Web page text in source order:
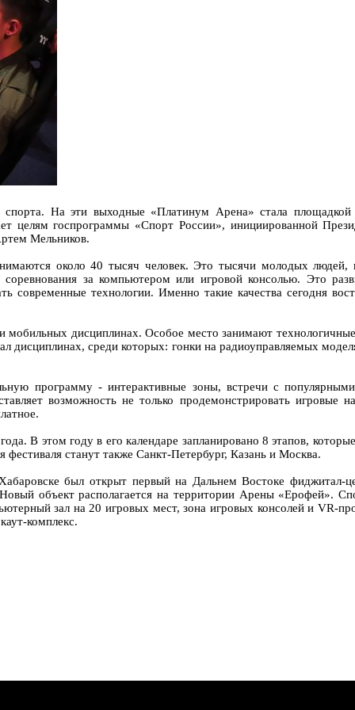
спорта. На эти выходные «Платинум Арена» стала
целям госпрограммы «Спорт России», инициированной
Мельников.
около 40 тысяч человек. Это тысячи молодых
за компьютером или игровой консолью. Это
современные технологии. Именно такие качества сегодня
мобильных дисциплинах. Особое место занимают
дисциплинах, среди которых: гонки на радиоуправляемых
программу - интерактивные зоны, встречи с
возможность не только продемонстрировать игровые
В этом году в его календаре запланировано 8 этапов,
станут также Санкт-Петербург, Казань и Москва.
был открыт первый на Дальнем Востоке фиджитал-
объект располагается на территории Арены «Ерофей».
зал на 20 игровых мест, зона игровых консолей и VR-
комплекс.